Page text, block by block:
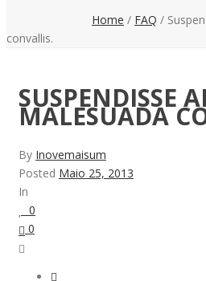
Home / FAQ /
convallis.
SUSPENDISSE
MALESUADA
By Inovemaisum
Posted Maio 25, 2013
In
0
0